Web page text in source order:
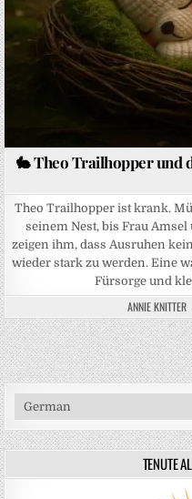
🐇 Theo Trailhopper und
Theo Trailhopper ist krank.
seinem Nest, bis Frau
zeigen ihm, dass Ausruhen
wieder stark zu werden. Eine
Fürsorge und
ANNIE KNITTER
TENUTE